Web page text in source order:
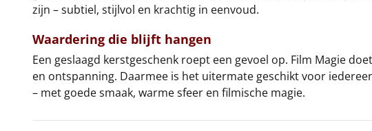
zijn – subtiel, stijlvol en krachtig in eenvoud.
Waardering die blijft hangen
Een geslaagd kerstgeschenk roept een gevoel op. Film Magie
en ontspanning. Daarmee is het uitermate geschikt voor
– met goede smaak, warme sfeer en filmische magie.